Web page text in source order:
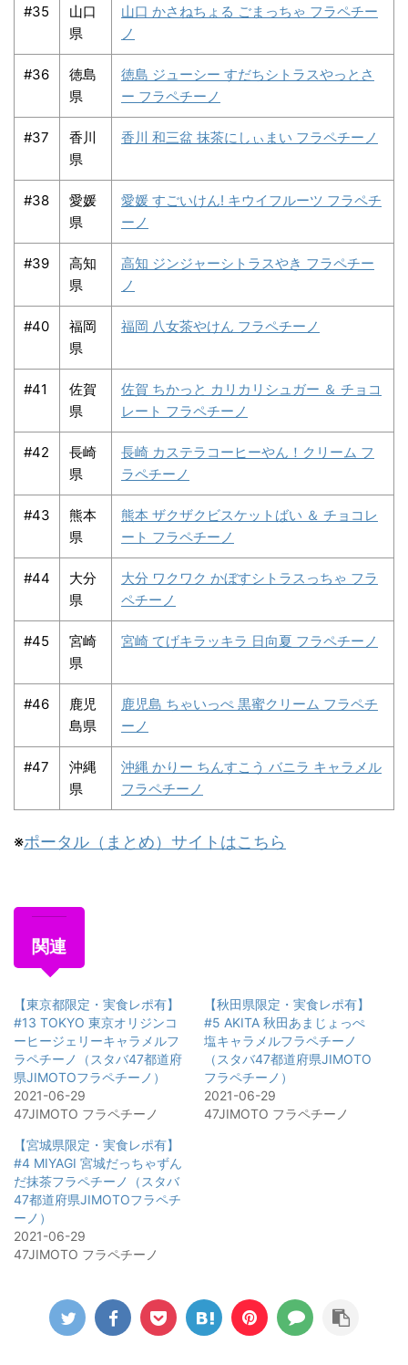
#35
山口
県
山口 かさねちょる ごまっちゃ フラペチー
ノ
#36
徳島
県
徳島 ジューシー すだちシトラスやっとさ
ー フラペチーノ
#37
香川
県
香川 和三盆 抹茶にしぃまい フラペチーノ
#38
愛媛
県
愛媛 すごいけん! キウイフルーツ フラペチ
ーノ
#39
高知
県
高知 ジンジャーシトラスやき フラペチー
ノ
#40
福岡
県
福岡 八女茶やけん フラペチーノ
#41
佐賀
県
佐賀 ちかっと カリカリシュガー ＆ チョコ
レート フラペチーノ
#42
長崎
県
長崎 カステラコーヒーやん！クリーム フ
ラペチーノ
#43
熊本
県
熊本 ザクザクビスケットばい ＆ チョコレ
ート フラペチーノ
#44
大分
県
大分 ワクワク かぼすシトラスっちゃ フラ
ペチーノ
#45
宮崎
県
宮崎 てげキラッキラ 日向夏 フラペチーノ
#46
鹿児
島県
鹿児島 ちゃいっぺ 黒蜜クリーム フラペチ
ーノ
#47
沖縄
県
沖縄 かりー ちんすこう バニラ キャラメル
フラペチーノ
※ポータル（まとめ）サイトはこちら
関連
【東京都限定・実食レポ有】
#13 TOKYO 東京オリジンコ
ーヒージェリーキャラメルフ
ラペチーノ（スタバ47都道府
県JIMOTOフラペチーノ）
2021-06-29
47JIMOTO フラペチーノ
【秋田県限定・実食レポ有】
#5 AKITA 秋田あまじょっぺ
塩キャラメルフラペチーノ
（スタバ47都道府県JIMOTO
フラペチーノ）
2021-06-29
47JIMOTO フラペチーノ
【宮城県限定・実食レポ有】
#4 MIYAGI 宮城だっちゃずん
だ抹茶フラペチーノ（スタバ
47都道府県JIMOTOフラペチ
ーノ）
2021-06-29
47JIMOTO フラペチーノ